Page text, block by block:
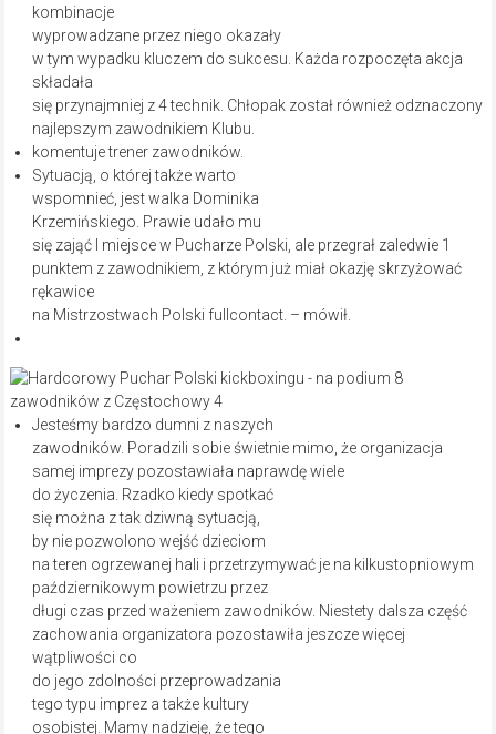
kombinacje
wyprowadzane przez niego okazały
w tym wypadku kluczem do sukcesu. Każda rozpoczęta akcja
składała
się przynajmniej z 4 technik. Chłopak został również odznaczony
najlepszym zawodnikiem Klubu.
komentuje trener zawodników.
Sytuacją, o której także warto
wspomnieć, jest walka Dominika
Krzemińskiego. Prawie udało mu
się zająć I miejsce w Pucharze Polski, ale przegrał zaledwie 1
punktem z zawodnikiem, z którym już miał okazję skrzyżować
rękawice
na Mistrzostwach Polski fullcontact. – mówił.
Jesteśmy bardzo dumni z naszych
zawodników. Poradzili sobie świetnie mimo, że organizacja
samej imprezy pozostawiała naprawdę wiele
do życzenia. Rzadko kiedy spotkać
się można z tak dziwną sytuacją,
by nie pozwolono wejść dzieciom
na teren ogrzewanej hali i przetrzymywać je na kilkustopniowym
październikowym powietrzu przez
długi czas przed ważeniem zawodników. Niestety dalsza część
zachowania organizatora pozostawiła jeszcze więcej
wątpliwości co
do jego zdolności przeprowadzania
tego typu imprez a także kultury
osobistej. Mamy nadzieję, że tego